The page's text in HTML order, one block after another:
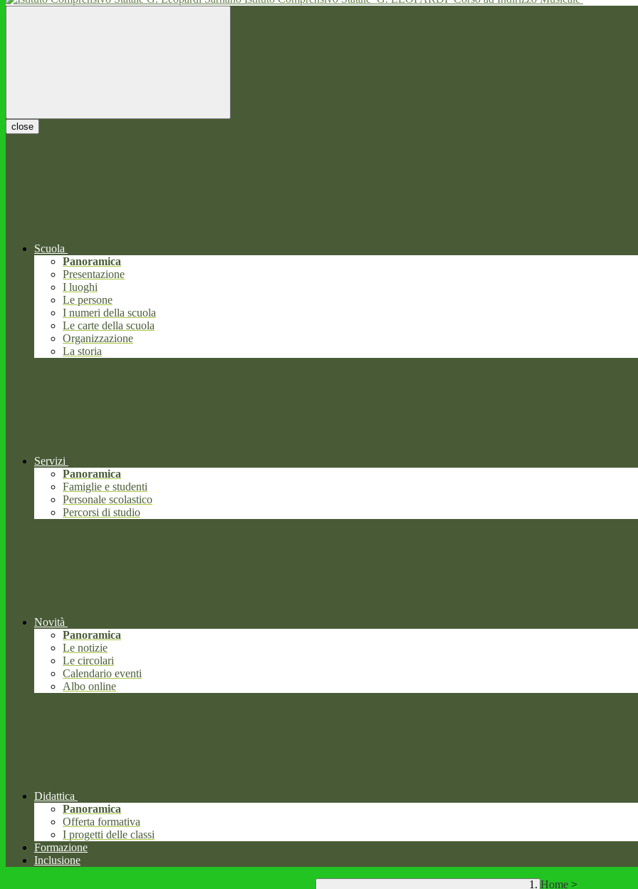
close
Scuola
Panoramica
Presentazione
I luoghi
Le persone
I numeri della scuola
Le carte della scuola
Organizzazione
La storia
Servizi
Panoramica
Famiglie e studenti
Personale scolastico
Percorsi di studio
Novità
Panoramica
Le notizie
Le circolari
Calendario eventi
Albo online
Didattica
Panoramica
Offerta formativa
I progetti delle classi
Formazione
Inclusione
Home >